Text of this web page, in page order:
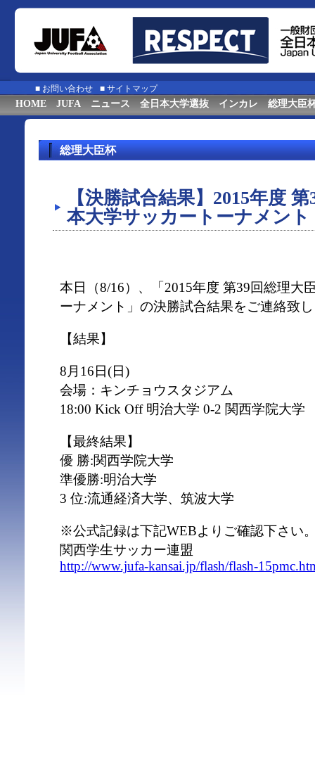
■ お問い合わせ ■ サイトマップ
HOME JUFA ニュース 全日本大学選抜 インカレ 総理大臣
総理大臣杯
【決勝試合結果】2015年度
本大学サッカートーナメント
本日（8/16）、「2015年度 第39回総理大
ーナメント」の決勝試合結果をご連絡致
【結果】
8月16日(日)
会場：キンチョウスタジアム
18:00 Kick Off 明治大学 0-2 関西学院大学
【最終結果】
優 勝:関西学院大学
準優勝:明治大学
3 位:流通経済大学、筑波大学
※公式記録は下記WEBよりご確認下さい
関西学生サッカー連盟
http://www.jufa-kansai.jp/flash/flash-